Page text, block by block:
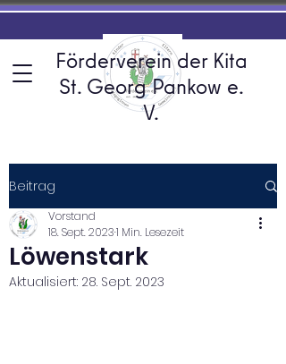
Förderverein der Kita
St. Georg Pankow e.
V.
Beitrag
Löwenstark
Vorstand
18. Sept. 20231 Min. Lesezeit
Aktualisiert: 28. Sept. 2023